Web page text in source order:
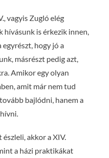
vagyis Zugló elég
hívásunk is érkezik innen,
hogy jó a
másrészt pedig azt,
Amikor egy olyan
amit már nem tud
bajlódni, hanem a
akkor a XIV.
a házi praktikákat